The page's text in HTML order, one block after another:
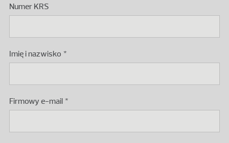
Numer KRS
Podaj numer KRS polskiego podmiotu.
Imię i nazwisko
Firmowy e-mail